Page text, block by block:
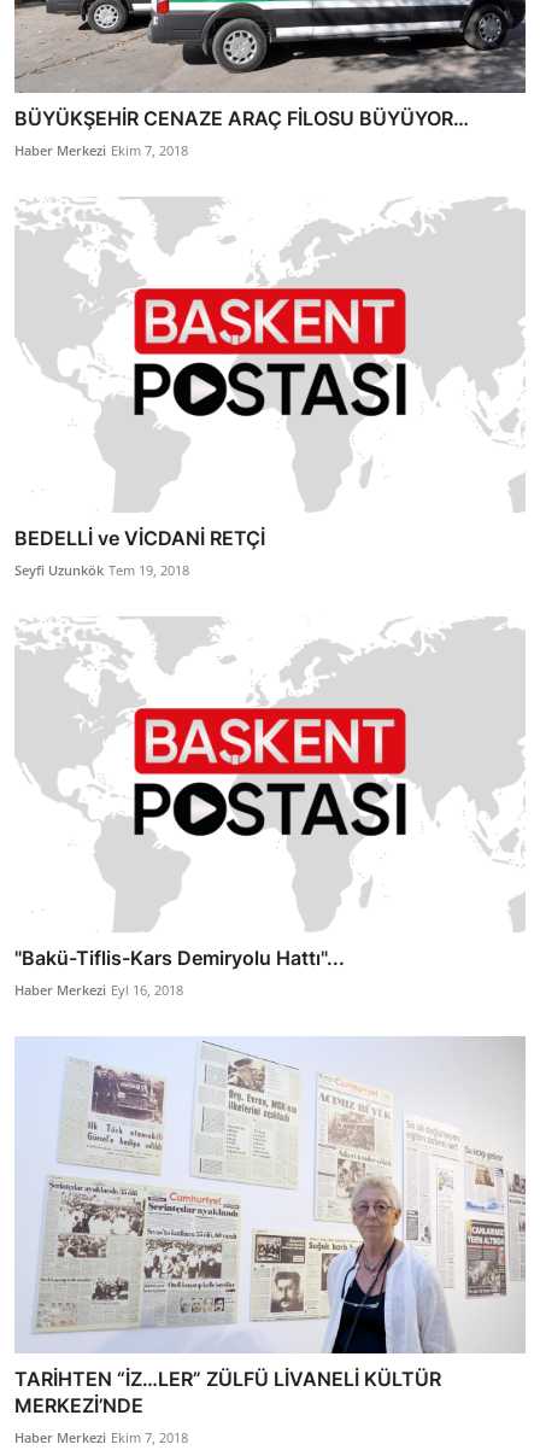
BÜYÜKŞEHİR CENAZE ARAÇ FİLOSU BÜYÜYOR…
Haber Merkezi Ekim 7, 2018
BEDELLİ ve VİCDANİ RETÇİ
Seyfi Uzunkök Tem 19, 2018
"Bakü-Tiflis-Kars Demiryolu Hattı"...
Haber Merkezi Eyl 16, 2018
TARİHTEN “İZ…LER” ZÜLFÜ LİVANELİ KÜLTÜR
MERKEZİ’NDE
Haber Merkezi Ekim 7, 2018